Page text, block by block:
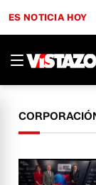
ES NOTICIA HOY